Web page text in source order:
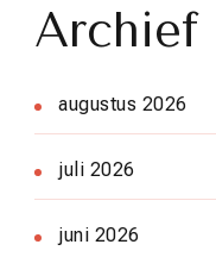
Archief
augustus 2026
juli 2026
juni 2026